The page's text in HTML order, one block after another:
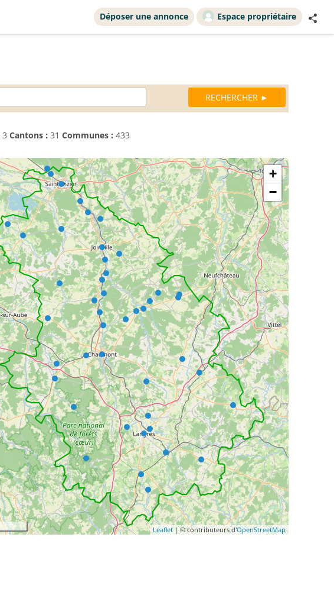
Déposer une annonce Espace propriétaire
3 Cantons : 31 Communes : 433
+
−
Leaflet | © contributeurs d'OpenStreetMap